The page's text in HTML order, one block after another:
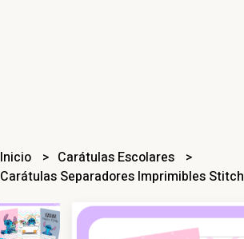
Inicio
Carátulas Escolares
Carátulas Separadores Imprimibles Stitch